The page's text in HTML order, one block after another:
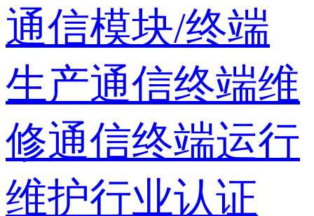
通信模块/终端
生产通信终端维
修通信终端运行
维护行业认证